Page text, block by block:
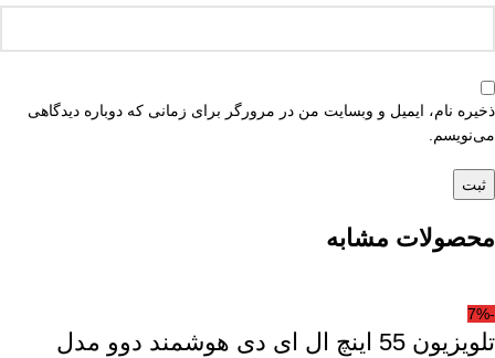
ذخیره نام، ایمیل و وبسایت من در مرورگر برای زمانی که دوباره دیدگاهی
می‌نویسم.
محصولات مشابه
-7%
تلویزیون 55 اینچ ال ای دی هوشمند دوو مدل